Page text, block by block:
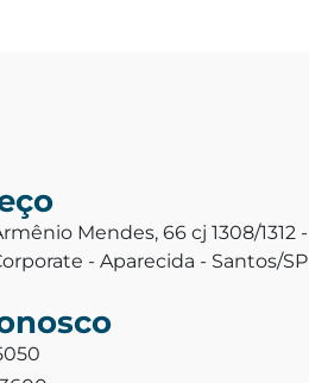
Mendes, 66 cj 1308/1312 -
- Aparecida - Santos/SP